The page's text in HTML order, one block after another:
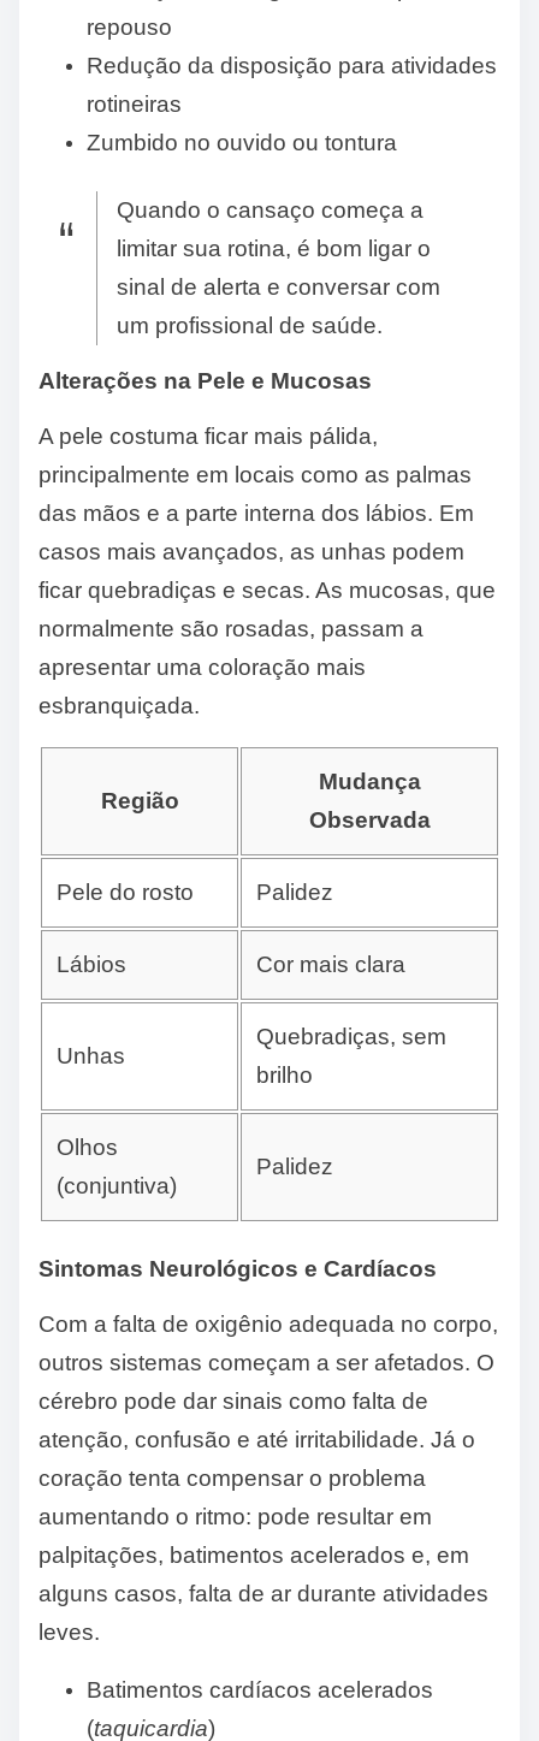
repouso
Redução da disposição para atividades
rotineiras
Zumbido no ouvido ou tontura
Quando o cansaço começa a
limitar sua rotina, é bom ligar o
sinal de alerta e conversar com
um profissional de saúde.
Alterações na Pele e Mucosas
A pele costuma ficar mais pálida,
principalmente em locais como as palmas
das mãos e a parte interna dos lábios. Em
casos mais avançados, as unhas podem
ficar quebradiças e secas. As mucosas, que
normalmente são rosadas, passam a
apresentar uma coloração mais
esbranquiçada.
Região
Mudança
Observada
Pele do rosto Palidez
Lábios Cor mais clara
Unhas
Quebradiças, sem
brilho
Olhos
(conjuntiva)
Palidez
Sintomas Neurológicos e Cardíacos
Com a falta de oxigênio adequada no corpo,
outros sistemas começam a ser afetados. O
cérebro pode dar sinais como falta de
atenção, confusão e até irritabilidade. Já o
coração tenta compensar o problema
aumentando o ritmo: pode resultar em
palpitações, batimentos acelerados e, em
alguns casos, falta de ar durante atividades
leves.
Batimentos cardíacos acelerados
(taquicardia)